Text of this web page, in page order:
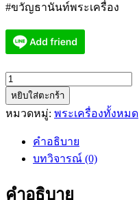
#ขวัญธานันท์พระเครื่อง
จำนวน
หลวง
ปู่
หยิบใส่ตะกร้า
หมวดหมู่: พระเครื่องทั้งหมด
คำอธิบาย
บทวิจารณ์ (0)
คำอธิบาย